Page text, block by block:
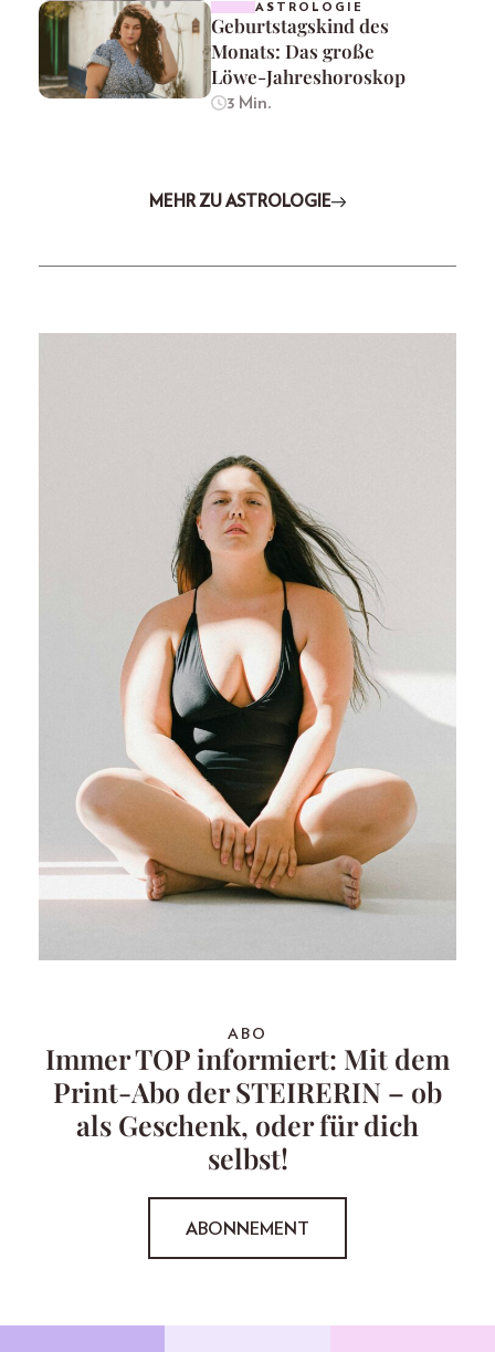
ASTROLOGIE
Geburtstagskind des
Monats: Das große
Löwe-Jahreshoroskop
3 Min.
MEHR ZU ASTROLOGIE
ABO
Immer TOP informiert: Mit dem
Print-Abo der STEIRERIN – ob
als Geschenk, oder für dich
selbst!
ABONNEMENT